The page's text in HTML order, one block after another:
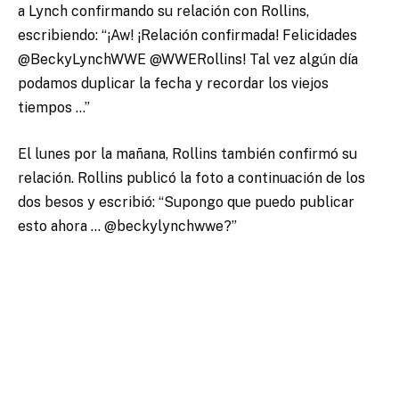
a Lynch confirmando su relación con Rollins,
escribiendo: “¡Aw! ¡Relación confirmada! Felicidades
@BeckyLynchWWE @WWERollins! Tal vez algún día
podamos duplicar la fecha y recordar los viejos
tiempos …”
El lunes por la mañana, Rollins también confirmó su
relación. Rollins publicó la foto a continuación de los
dos besos y escribió: “Supongo que puedo publicar
esto ahora … @beckylynchwwe?”